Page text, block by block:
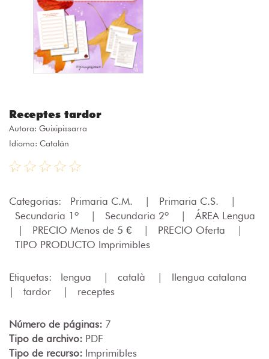
Receptes tardor
Autora: Guixipissarra
Idioma: Catalán
Categorias: Primaria C.M. | Primaria C.S.
|
Secundaria 1º
| Secundaria 2º |
ÁREA Lengua
|
PRECIO Menos de 5 € | PRECIO Oferta
|
TIPO PRODUCTO Imprimibles
Etiquetas: lengua | català |
llengua catalana
|
tardor | receptes
Número de páginas: 7
Tipo de archivo: PDF
Tipo de recurso: Imprimibles